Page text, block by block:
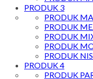
PRODUK 3
PRODUK
PRODUK
PRODUK
PRODUK
PRODUK
PRODUK 4
PRODUK